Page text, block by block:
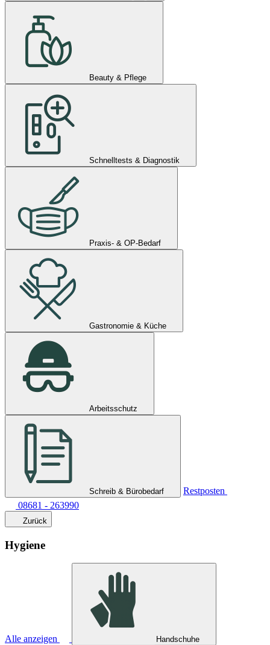
Beauty & Pflege
Schnelltests & Diagnostik
Praxis- & OP-Bedarf
Gastronomie & Küche
Arbeitsschutz
Schreib & Bürobedarf
Restposten
08681 - 263990
Zurück
Hygiene
Alle anzeigen Handschuhe